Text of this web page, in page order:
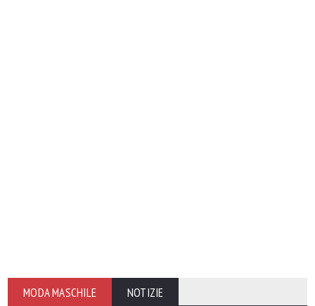
MODA MASCHILE NOTIZIE